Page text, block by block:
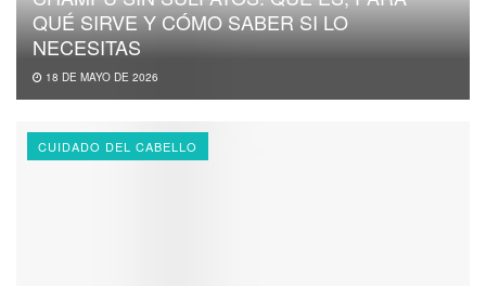
QUÉ SIRVE Y CÓMO SABER SI LO
NECESITAS
18 DE MAYO DE 2026
CUIDADO DEL CABELLO